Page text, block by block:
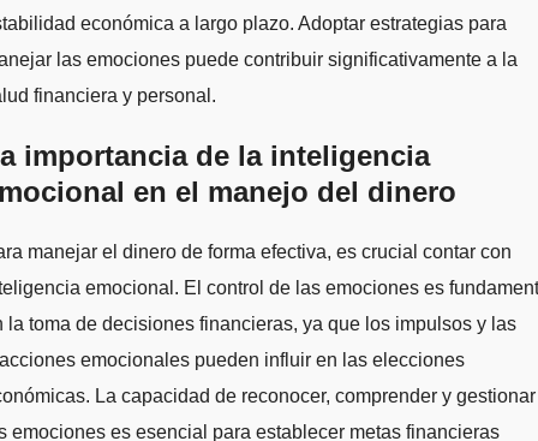
económica a largo plazo. Adoptar estrategias para
las emociones puede contribuir significativamente a la
financiera y personal.
importancia de la inteligencia
en el manejo del dinero
manejar el dinero de forma efectiva, es crucial contar con
emocional. El control de las emociones es
la toma de decisiones financieras, ya que los impulsos y las
emocionales pueden influir en las elecciones
La capacidad de reconocer, comprender y gestionar
emociones es esencial para establecer metas financieras